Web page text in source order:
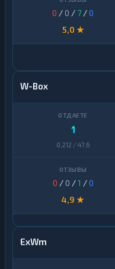
0 / 0 / 7 /0
5,0 ★
W-Box
1
0,212 / 47,6
0 / 0 /1 /0
4,9 ★
ExWm